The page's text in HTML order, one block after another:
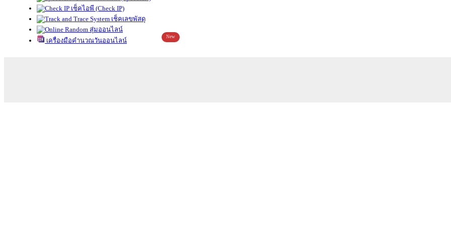
เช็คไอพี (Check IP)
เช็คเลขพัสดุ
สุ่มออนไลน์
เครื่องมือคำนวณวันออนไลน์
New